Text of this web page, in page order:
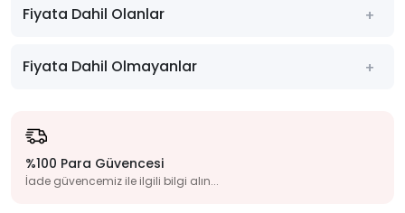
Fiyata Dahil Olanlar
Fiyata Dahil Olmayanlar
%100 Para Güvencesi
İade güvencemiz ile ilgili bilgi alın...